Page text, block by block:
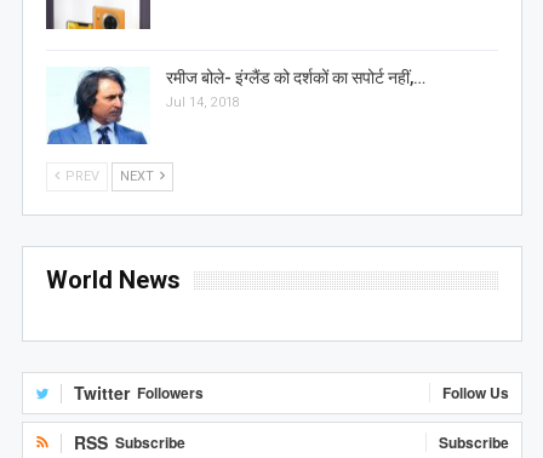
रमीज बोले- इंग्लैंड को दर्शकों का सपोर्ट नहीं,…
Jul 14, 2018
PREV NEXT
World News
Twitter Followers Follow Us
RSS Subscribe Subscribe